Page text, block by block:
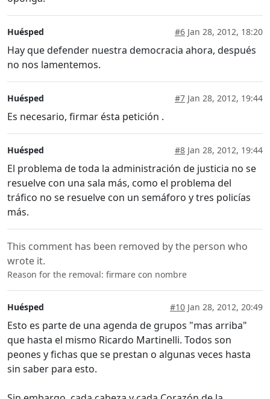
Huésped #6 Jan 28, 2012, 18:20
Hay que defender nuestra democracia ahora, después
no nos lamentemos.
Huésped #7 Jan 28, 2012, 19:44
Es necesario, firmar ésta petición .
Huésped #8 Jan 28, 2012, 19:44
El problema de toda la administración de justicia no se
resuelve con una sala más, como el problema del
tráfico no se resuelve con un semáforo y tres policías
más.
This comment has been removed by the person who
wrote it.
Reason for the removal: firmare con nombre
Huésped #10 Jan 28, 2012, 20:49
Esto es parte de una agenda de grupos "mas arriba"
que hasta el mismo Ricardo Martinelli. Todos son
peones y fichas que se prestan o algunas veces hasta
sin saber para esto.